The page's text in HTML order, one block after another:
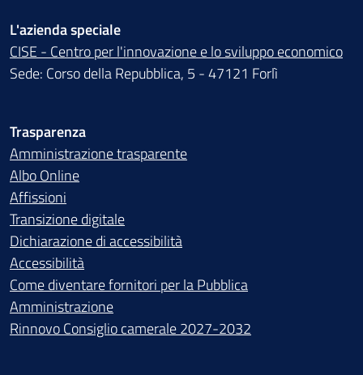
L'azienda speciale
CISE - Centro per l'innovazione e lo sviluppo economico
Sede: Corso della Repubblica, 5 - 47121 Forlì
Trasparenza
Amministrazione trasparente
Albo Online
Affissioni
Transizione digitale
Dichiarazione di accessibilità
Accessibilità
Come diventare fornitori per la Pubblica
Amministrazione
Rinnovo Consiglio camerale 2027-2032